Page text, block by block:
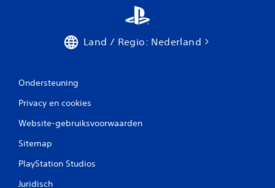
Land / Regio: Nederland
Ondersteuning
Privacy en cookies
Website-gebruiksvoorwaarden
Sitemap
PlayStation Studios
Juridisch